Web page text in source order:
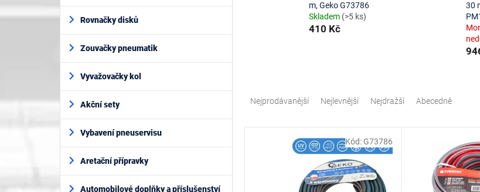
í
e
Rovnačky disků
Zouvačky pneumatik
Vyvažovačky kol
Akční sety
Vybavení pneuservisu
Aretační přípravky
Automobilové doplňky a příslušenství
m, Geko G73786
Skladem (>5 ks)
410 Kč
30
e
Nejprodávanější Nejlevnější Nejdražší Abecedně
Kód: G73786